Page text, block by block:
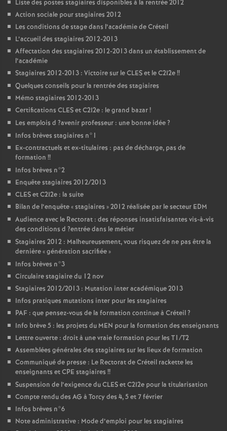
Liste des postes stagiaires disponibles à la rentrée 2012
Action sociale pour stagiaires 2012
Les conditions de stage dans l’académie de Créteil
L’accueil des stagiaires 2012-2013
Affectation des stagiaires 2012-2013 dans un établissement de
l’académie
Stagiaires 2012-2013 : Victoire sur leCLESet le C2I2e!!
Quelques conseils pour la rentrée des stagiaires
Mémo stagiaires 2012-2013
Certifications CLESet C2I2e : le grand bazar!
Les emplois d ?avenir professeur : une bonne idée?
Infos brèves stagiaires n°1
Ex-contractuels et ex-titulaires : pas de décharge, pas de
formation !!
Infos brèves n°2
Enquête stagiaires 2012/2013
CLESet C2I2e : la suite
Bilan de l’enquête «stagiaires » 2012 réalisée par le secteur EDM
Audience avec le Rectorat : des réponses insatisfaisantes vis-à-vis
des conditions d ?entrée dans le métier
Stagiaires 2012 : Malheureusement, vous risquez de ne pas être la
dernière «génération sacrifiée»
Infos brèves n°3
Circulaire stagiaire du 12 nov
Stagiaires 2012/2013 : Mutation inter académique 2013
Infos pratiques mutations inter pour les stagiaires
PAF : que pensez-vous de la formation continue à Créteil?
Info brève 5 : les projets du MEN pour la formation des enseignants
Lettre ouverte : droit à une vraie formation pour les T1/T2
Assemblées générales des stagiaires sur les lieux de formation
Communiqué de presse : Le Rectorat de Créteil rackette les
enseignants etCPE stagiaires !!
Suspension de l’exigence duCLESet C2I2e pour la titularisation
Compte rendu des AG à Torcy des 4, 5 et 7 février
Infos brèves n°6
Note administrative : Mode d’emploi pour les stagiaires